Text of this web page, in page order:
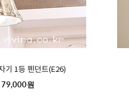
기 1등 펜던트(E26)
79,000원